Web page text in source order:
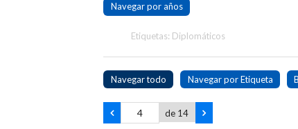
Navegar por años
Etiquetas: Diplomáticos
Navegar todo Navegar por Etiqueta
de 14